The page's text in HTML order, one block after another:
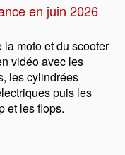
en juin 2026
la moto et du scooter
vidéo avec les
les cylindrées
puis les
et les flops.